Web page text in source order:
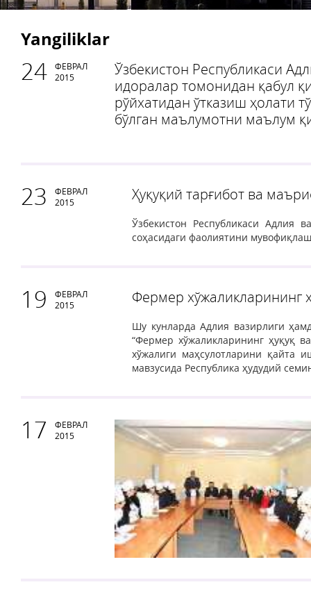
Yangiliklar
24
ФЕВРАЛ
2015
Ўзбекистон Республикаси
идоралар томонидан қабул
рўйхатидан ўтказиш ҳолати
бўлган маълумотни маълум
23
ФЕВРАЛ
2015
Ҳуқуқий тарғибот ва
Ўзбекистон Республикаси Адлия
соҳасидаги фаолиятини
19
ФЕВРАЛ
2015
Фермер хўжаликларининг
Шу кунларда Адлия вазирлиги
“Фермер хўжаликларининг ҳуқуқ
хўжалиги маҳсулотларини қайта
мавзусида Республика ҳудудий
17
ФЕВРАЛ
2015